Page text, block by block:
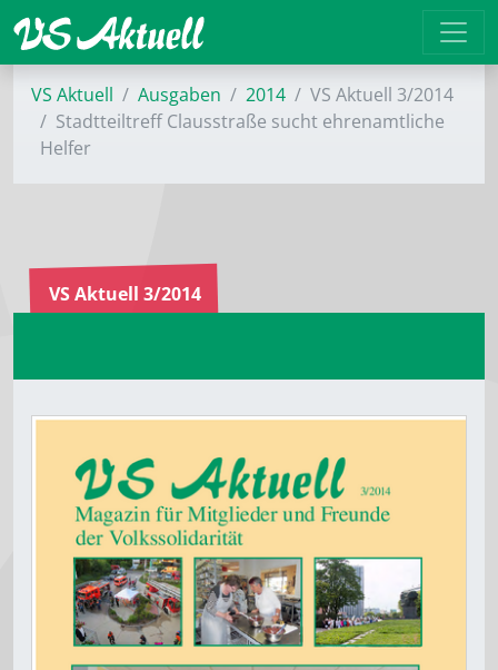
VS Aktuell Ausgaben 2014
VS Aktuell 3/2014
Stadtteiltreff Clausstraße sucht ehrenamtliche
Helfer
VS Aktuell 3/2014